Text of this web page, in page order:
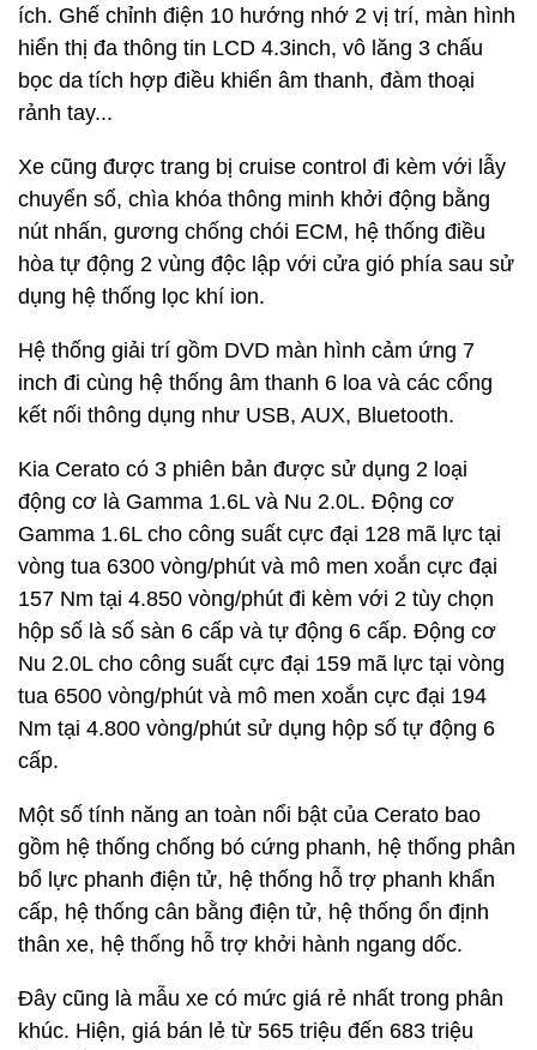
ích. Ghế chỉnh điện 10 hướng nhớ 2 vị trí, màn hình
hiển thị đa thông tin LCD 4.3inch, vô lăng 3 chấu
bọc da tích hợp điều khiển âm thanh, đàm thoại
rảnh tay...
Xe cũng được trang bị cruise control đi kèm với lẫy
chuyển số, chìa khóa thông minh khởi động bằng
nút nhấn, gương chống chói ECM, hệ thống điều
hòa tự động 2 vùng độc lập với cửa gió phía sau sử
dụng hệ thống lọc khí ion.
Hệ thống giải trí gồm DVD màn hình cảm ứng 7
inch đi cùng hệ thống âm thanh 6 loa và các cổng
kết nối thông dụng như USB, AUX, Bluetooth.
Kia Cerato có 3 phiên bản được sử dụng 2 loại
động cơ là Gamma 1.6L và Nu 2.0L. Động cơ
Gamma 1.6L cho công suất cực đại 128 mã lực tại
vòng tua 6300 vòng/phút và mô men xoắn cực đại
157 Nm tại 4.850 vòng/phút đi kèm với 2 tùy chọn
hộp số là số sàn 6 cấp và tự động 6 cấp. Động cơ
Nu 2.0L cho công suất cực đại 159 mã lực tại vòng
tua 6500 vòng/phút và mô men xoắn cực đại 194
Nm tại 4.800 vòng/phút sử dụng hộp số tự động 6
cấp.
Một số tính năng an toàn nổi bật của Cerato bao
gồm hệ thống chống bó cứng phanh, hệ thống phân
bổ lực phanh điện tử, hệ thống hỗ trợ phanh khẩn
cấp, hệ thống cân bằng điện tử, hệ thống ổn định
thân xe, hệ thống hỗ trợ khởi hành ngang dốc.
Đây cũng là mẫu xe có mức giá rẻ nhất trong phân
khúc. Hiện, giá bán lẻ từ 565 triệu đến 683 triệu